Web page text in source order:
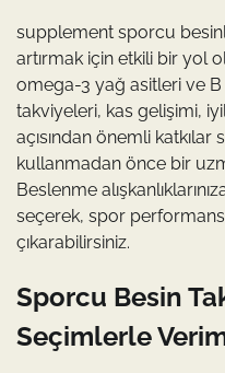
supplement sporcu
artırmak için etkili bir yol
omega-3 yağ asitleri ve
takviyeleri, kas gelişimi,
açısından önemli
kullanmadan önce bir
Beslenme
seçerek, spor
çıkarabilirsiniz.
Sporcu Besin
Seçimlerle